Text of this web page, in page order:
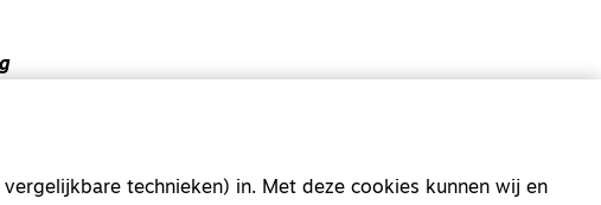
technieken) in. Met deze cookies kunnen wij en